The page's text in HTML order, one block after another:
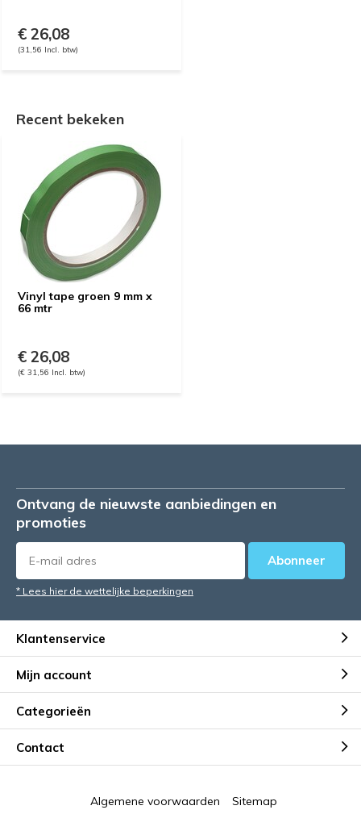
€ 26,08
(31,56 Incl. btw)
Recent bekeken
Vinyl tape groen 9 mm x
66 mtr
€ 26,08
(€ 31,56 Incl. btw)
Ontvang de nieuwste aanbiedingen en
promoties
Abonneer
* Lees hier de wettelijke beperkingen
Klantenservice
Mijn account
Categorieën
Contact
Algemene voorwaarden Sitemap